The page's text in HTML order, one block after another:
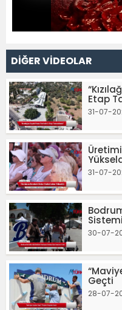
DİĞER VİDEOLAR
Etap
31-07-
31-07-
30-07-
Geçti
28-07-